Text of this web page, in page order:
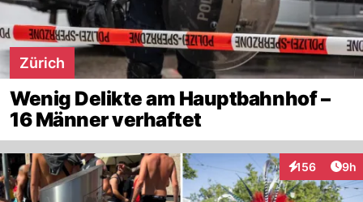
Zürich
Wenig Delikte am Hauptbahnhof –
16 Männer verhaftet
156
Interaktionen
9h